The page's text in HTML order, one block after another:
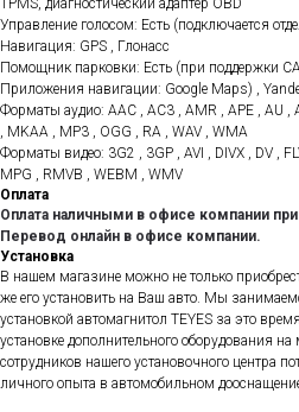
Управление голосом: Есть (подключается
Навигация: GPS , Глонасс
Помощник парковки: Есть (при поддержки
Приложения навигации: Google Maps) ,
Форматы аудио: AAC , AC3 , AMR , APE , AU ,
, MKAA , MP3 , OGG , RA , WAV , WMA
Форматы видео: 3G2 , 3GP , AVI , DIVX , DV ,
MPG , RMVB , WEBM , WMV
Оплата
Оплата наличными в офисе компании
Перевод онлайн в офисе компании.
Установка
В нашем магазине можно не только
же его установить на Ваш авто. Мы
установкой автомагнитол TEYES за это
установке дополнительного оборудования
сотрудников нашего установочного центра
личного опыта в автомобильном